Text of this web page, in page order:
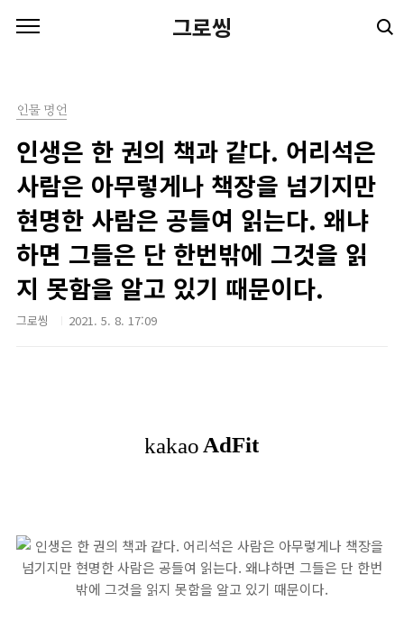
그로씽
인물 명언
인생은 한 권의 책과 같다. 어리석은
사람은 아무렇게나 책장을 넘기지만
현명한 사람은 공들여 읽는다. 왜냐
하면 그들은 단 한번밖에 그것을 읽
지 못함을 알고 있기 때문이다.
그로씽 2021. 5. 8. 17:09